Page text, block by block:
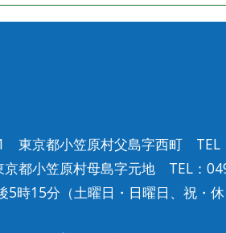
東京都小笠原村父島字西町 TEL
都小笠原村母島字元地 TEL：
時15分（土曜日・日曜日、祝・休